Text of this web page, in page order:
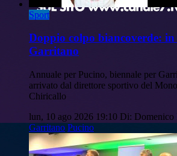
Sport
Doppio colpo biancoverde:
Garritano
Annuale per Pucino, biennale per
arrivato dal direttore sportivo del
Chiricallo
lun, 10 ago 2026 19:10 Di: Domenico
Garritano Pucino